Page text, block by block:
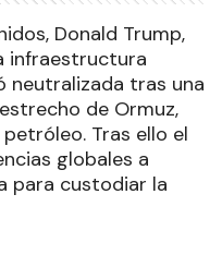
Donald Trump,
infraestructura
neutralizada tras una
de Ormuz,
Tras ello el
globales a
para custodiar la